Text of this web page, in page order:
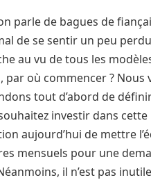
parle de bagues de
de se sentir un peu
au vu de tous les
par où commencer ? Nous
tout d’abord de
investir dans cette
aujourd’hui de mettre
mensuels pour une
il n’est pas